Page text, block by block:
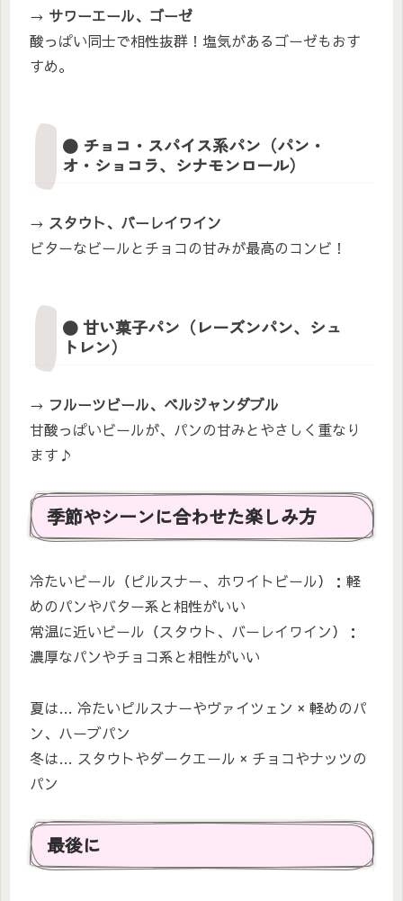
→ サワーエール、ゴーゼ
酸っぱい同士で相性抜群！塩気があるゴーゼもおす
すめ。
● チョコ・スパイス系パン（パン・
オ・ショコラ、シナモンロール）
→ スタウト、バーレイワイン
ビターなビールとチョコの甘みが最高のコンビ！
● 甘い菓子パン（レーズンパン、シュ
トレン）
→ フルーツビール、ベルジャンダブル
甘酸っぱいビールが、パンの甘みとやさしく重なり
ます♪
季節やシーンに合わせた楽しみ方
冷たいビール（ピルスナー、ホワイトビール）：軽
めのパンやバター系と相性がいい
常温に近いビール（スタウト、バーレイワイン）：
濃厚なパンやチョコ系と相性がいい
夏は… 冷たいピルスナーやヴァイツェン × 軽めのパ
ン、ハーブパン
冬は… スタウトやダークエール × チョコやナッツの
パン
最後に